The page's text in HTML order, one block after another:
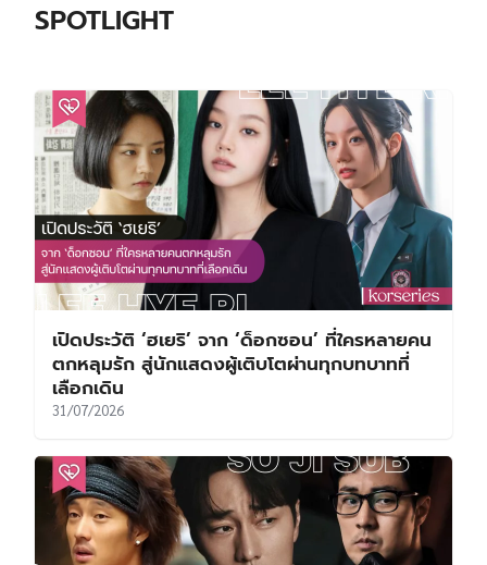
SPOTLIGHT
เปิดประวัติ ‘ฮเยริ’ จาก ‘ด็อกซอน’ ที่ใครหลายคน
ตกหลุมรัก สู่นักแสดงผู้เติบโตผ่านทุกบทบาทที่
เลือกเดิน
31/07/2026